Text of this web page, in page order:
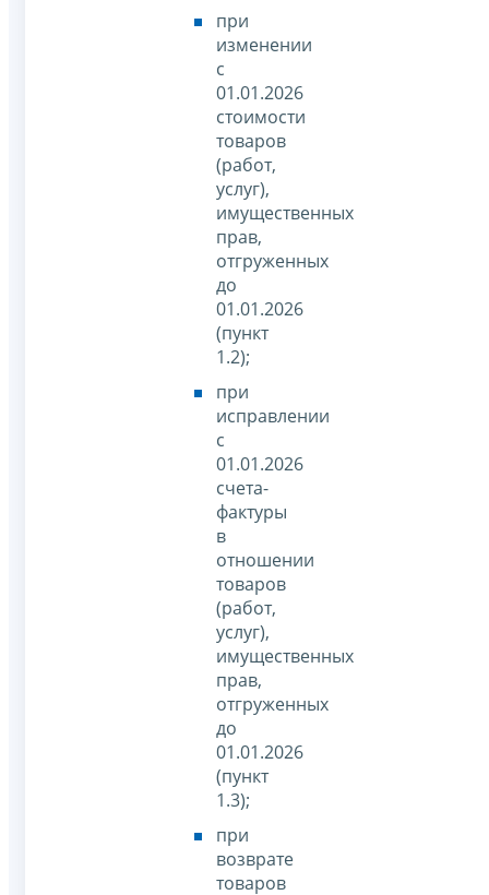
при
изменении
с
01.01.2026
стоимости
товаров
(работ,
услуг),
имущественных
прав,
отгруженных
до
01.01.2026
(пункт
1.2);
при
исправлении
с
01.01.2026
счета-
фактуры
в
отношении
товаров
(работ,
услуг),
имущественных
прав,
отгруженных
до
01.01.2026
(пункт
1.3);
при
возврате
товаров